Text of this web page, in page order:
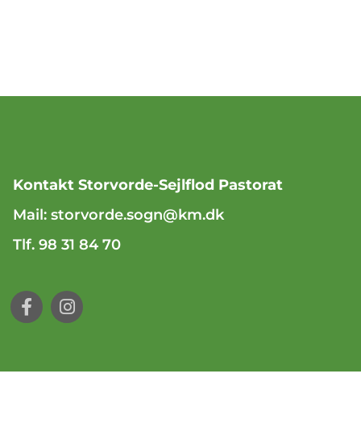
Kontakt Storvorde-Sejlflod Pastorat
Mail: storvorde.sogn@km.dk
Tlf. 98 31 84 70